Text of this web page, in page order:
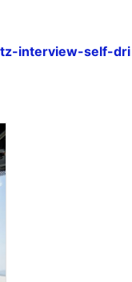
interview-self-dri